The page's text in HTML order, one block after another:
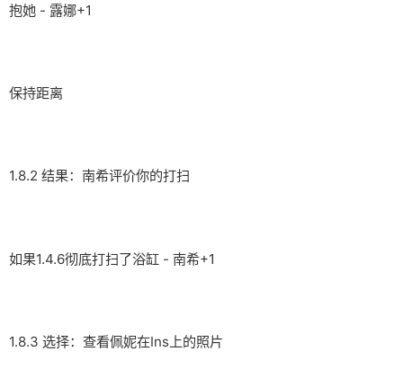
抱她 - 露娜+1
保持距离
1.8.2 结果：南希评价你的打扫
如果1.4.6彻底打扫了浴缸 - 南希+1
1.8.3 选择：查看佩妮在Ins上的照片